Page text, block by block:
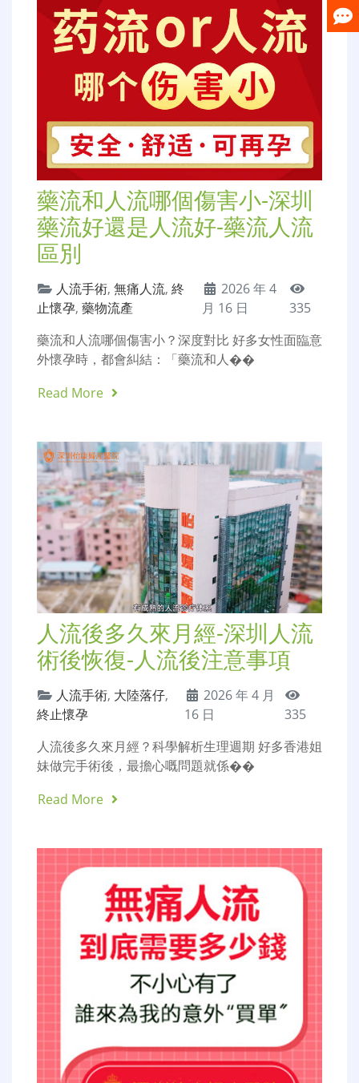
藥流和人流哪個傷害小-深圳
藥流好還是人流好-藥流人流
區別
人流手術, 無痛人流, 終
止懷孕, 藥物流產
2026 年 4
月 16 日
335
藥流和人流哪個傷害小？深度對比 好多女性面臨意
外懷孕時，都會糾結：「藥流和人��
Read More
人流後多久來月經-深圳人流
術後恢復-人流後注意事項
人流手術, 大陸落仔,
終止懷孕
2026 年 4 月
16 日
335
人流後多久來月經？科學解析生理週期 好多香港姐
妹做完手術後，最擔心嘅問題就係��
Read More